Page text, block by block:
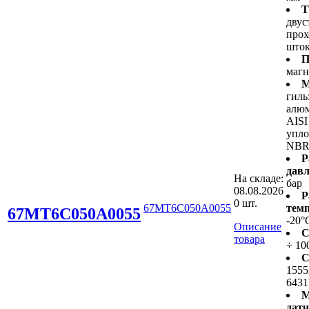
67MT6C050A0055 67MT6C050A0055
На складе:
08.08.2026
0 шт.
Описание
товара
NBR
бар
-
÷